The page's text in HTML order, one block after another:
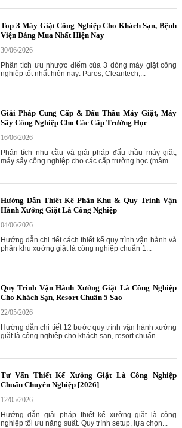
Top 3 Máy Giặt Công Nghiệp Cho Khách Sạn, Bệnh
Viện Đáng Mua Nhất Hiện Nay
30/06/2026
Phân tích ưu nhược điểm của 3 dòng máy giặt công
nghiệp tốt nhất hiện nay: Paros, Cleantech,...
Giải Pháp Cung Cấp & Đấu Thầu Máy Giặt, Máy
Sấy Công Nghiệp Cho Các Cấp Trường Học
16/06/2026
Phân tích nhu cầu và giải pháp đấu thầu máy giặt,
máy sấy công nghiệp cho các cấp trường học (mầm...
Hướng Dẫn Thiết Kế Phân Khu & Quy Trình Vận
Hành Xưởng Giặt Là Công Nghiệp
04/06/2026
Hướng dẫn chi tiết cách thiết kế quy trình vận hành và
phân khu xưởng giặt là công nghiệp chuẩn 1...
Quy Trình Vận Hành Xưởng Giặt Là Công Nghiệp
Cho Khách Sạn, Resort Chuẩn 5 Sao
22/05/2026
Hướng dẫn chi tiết 12 bước quy trình vận hành xưởng
giặt là công nghiệp cho khách sạn, resort chuẩn...
Tư Vấn Thiết Kế Xưởng Giặt Là Công Nghiệp
Chuẩn Chuyên Nghiệp [2026]
12/05/2026
Hướng dẫn giải pháp thiết kế xưởng giặt là công
nghiệp tối ưu năng suất. Quy trình setup, lựa chọn...